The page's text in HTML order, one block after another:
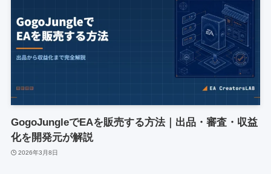
GogoJungleでEAを販売する方法｜出品・審査・収益
化を開発元が解説
2026年3月8日